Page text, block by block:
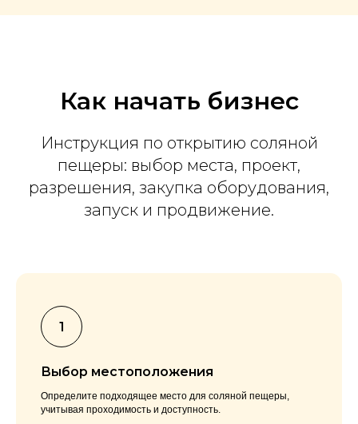
Как начать бизнес
Инструкция по открытию соляной
пещеры: выбор места, проект,
разрешения, закупка оборудования,
запуск и продвижение.
Выбор местоположения
Определите подходящее место для соляной пещеры,
учитывая проходимость и доступность.